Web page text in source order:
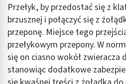
Przełyk, by przedostać się z
brzusznej i połączyć się z
przeponę. Miejsce tego
przełykowym przepony. W
się on ciasno wokół zwieracza
stanowiąc dodatkowe